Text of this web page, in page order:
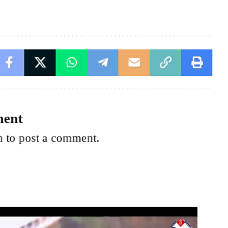
to post a comment.